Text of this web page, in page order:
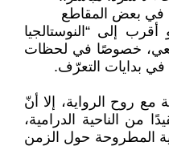
إلى “النوستالجيا
خصوصًا في لحظات
في بدايات التعرّف.
مع روح الرواية، إلا أنّ
من الناحية الدرامية،
المطروحة حول الزمن